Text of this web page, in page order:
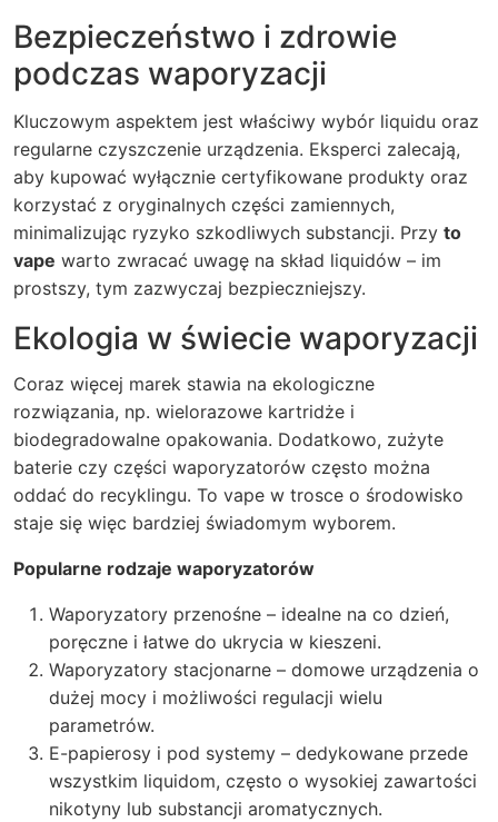
Bezpieczeństwo i zdrowie
podczas waporyzacji
Kluczowym aspektem jest właściwy wybór liquidu oraz
regularne czyszczenie urządzenia. Eksperci zalecają,
aby kupować wyłącznie certyfikowane produkty oraz
korzystać z oryginalnych części zamiennych,
minimalizując ryzyko szkodliwych substancji. Przy to
vape warto zwracać uwagę na skład liquidów – im
prostszy, tym zazwyczaj bezpieczniejszy.
Ekologia w świecie waporyzacji
Coraz więcej marek stawia na ekologiczne
rozwiązania, np. wielorazowe kartridże i
biodegradowalne opakowania. Dodatkowo, zużyte
baterie czy części waporyzatorów często można
oddać do recyklingu. To vape w trosce o środowisko
staje się więc bardziej świadomym wyborem.
Popularne rodzaje waporyzatorów
Waporyzatory przenośne – idealne na co dzień,
poręczne i łatwe do ukrycia w kieszeni.
Waporyzatory stacjonarne – domowe urządzenia o
dużej mocy i możliwości regulacji wielu
parametrów.
E-papierosy i pod systemy – dedykowane przede
wszystkim liquidom, często o wysokiej zawartości
nikotyny lub substancji aromatycznych.